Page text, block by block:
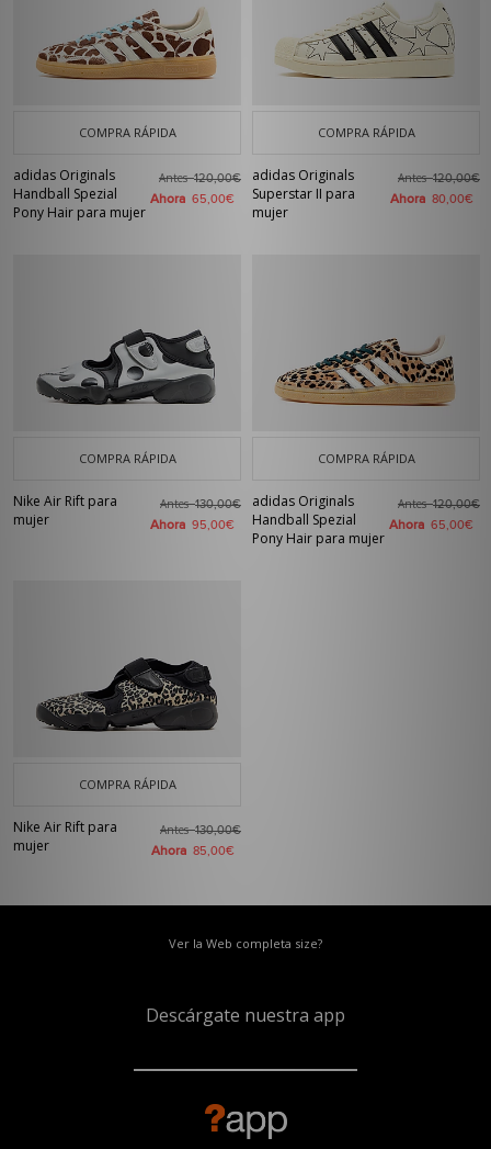
COMPRA RÁPIDA
adidas Originals
Handball Spezial
Pony Hair para mujer
Antes120,00€
Ahora 65,00€
COMPRA RÁPIDA
adidas Originals
Superstar II para
mujer
Antes120,00€
Ahora 80,00€
COMPRA RÁPIDA
Nike Air Rift para
mujer
Antes130,00€
Ahora 95,00€
COMPRA RÁPIDA
adidas Originals
Handball Spezial
Pony Hair para mujer
Antes120,00€
Ahora 65,00€
COMPRA RÁPIDA
Nike Air Rift para
mujer
Antes130,00€
Ahora 85,00€
Ver la Web completa size?
Descárgate nuestra app